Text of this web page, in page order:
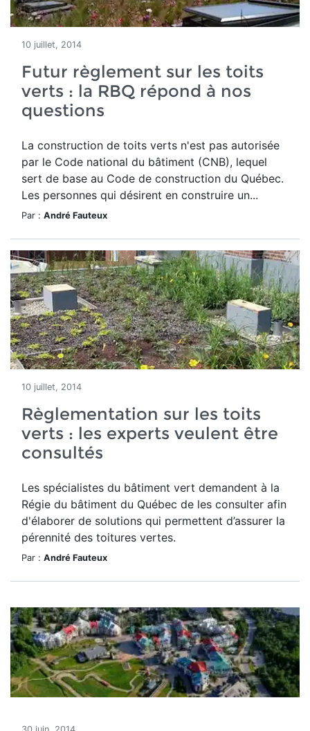
10 juillet, 2014
Futur règlement sur les toits
verts : la RBQ répond à nos
questions
La construction de toits verts n'est pas autorisée
par le Code national du bâtiment (CNB), lequel
sert de base au Code de construction du Québec.
Les personnes qui désirent en construire un...
Par : André Fauteux
10 juillet, 2014
Règlementation sur les toits
verts : les experts veulent être
consultés
Les spécialistes du bâtiment vert demandent à la
Régie du bâtiment du Québec de les consulter afin
d'élaborer de solutions qui permettent d’assurer la
pérennité des toitures vertes.
Par : André Fauteux